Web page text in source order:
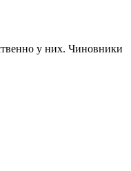
у них. Чиновники